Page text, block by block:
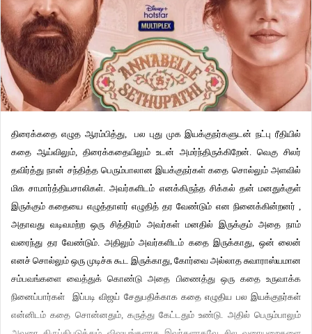
திரைக்கதை எழுத ஆரம்பித்து, பல புது முக இயக்குநர்களுடன் நட்பு ரீதியில்
கதை ஆய்விலும், திரைக்கதையிலும் உடன் அமர்ந்திருக்கிறேன். வெகு சிலர்
தவிர்த்து நான் சந்தித்த பெரும்பாலான இயக்குநர்கள் கதை சொல்லும் அளவில்
மிக சாமார்த்தியசாலிகள். அவர்களிடம் எனக்கிருந்த சிக்கல் தன் மனதுக்குள்
இருக்கும் கதையை எழுத்தாளர் எழுதித் தர வேண்டும் என நினைக்கின்றனர் ,
அதாவது வடிவமற்ற ஒரு சித்திரம் அவர்கள் மனதில் இருக்கும் அதை நாம்
வரைந்து தர வேண்டும். அதிலும் அவர்களிடம் கதை இருக்காது, ஒன் லைன்
எனச் சொல்லும் ஒரு முடிச்சு கூட இருக்காது, கோர்வை அல்லாத சுவாராஸ்யமான
சம்பவங்களை வைத்துக் கொண்டு அதை பிணைத்து ஒரு கதை உருவாக்க
நினைப்பார்கள் இப்படி விஜய் சேதுபதிக்காக கதை எழுதிய பல இயக்குநர்கள்
என்னிடம் கதை சொன்னதும், கருத்து கேட்டதும் உண்டு. அதில் பெரும்பாலும்